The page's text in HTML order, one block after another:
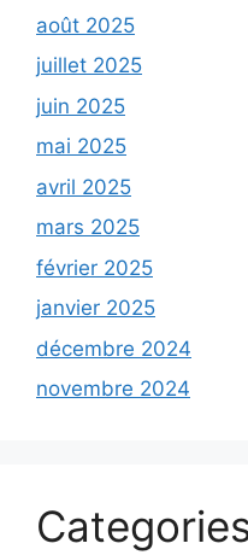
août 2025
juillet 2025
juin 2025
mai 2025
avril 2025
mars 2025
février 2025
janvier 2025
décembre 2024
novembre 2024